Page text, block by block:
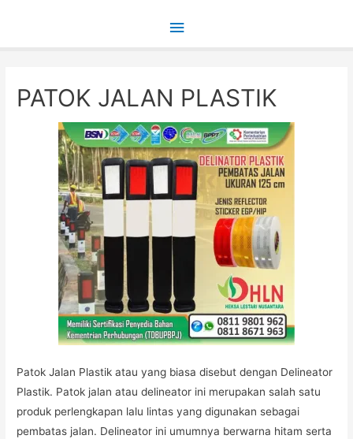
Main
PATOK JALAN PLASTIK
Patok Jalan Plastik atau yang biasa disebut dengan Delineator
Plastik. Patok jalan atau delineator ini merupakan salah satu
produk perlengkapan lalu lintas yang digunakan sebagai
pembatas jalan. Delineator ini umumnya berwarna hitam serta